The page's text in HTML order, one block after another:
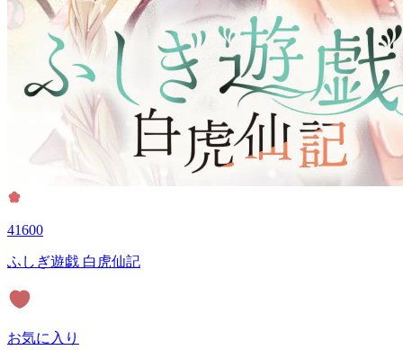
41600
ふしぎ遊戯 白虎仙記
お気に入り